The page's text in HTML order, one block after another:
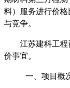
料）服务进行价格
与竞争。
江苏建科工程
价事宜。
一、项目概